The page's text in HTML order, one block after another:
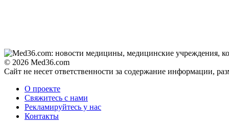
© 2026 Med36.com
Сайт не несет ответственности за содержание информации,
О проекте
Свяжитесь с нами
Рекламируйтесь у нас
Контакты